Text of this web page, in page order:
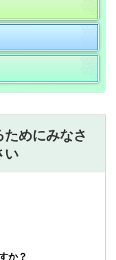
めにみなさ
い
か？